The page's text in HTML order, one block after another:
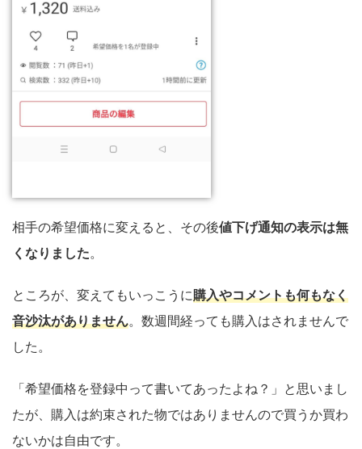
相手の希望価格に変えると、その後値下げ通知の表示は無
くなりました。
ところが、変えてもいっこうに購入やコメントも何もなく
音沙汰がありません。数週間経っても購入はされませんで
した。
「希望価格を登録中って書いてあったよね？」と思いまし
たが、購入は約束された物ではありませんので買うか買わ
ないかは自由です。